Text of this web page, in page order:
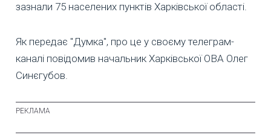
зазнали 75 населених пунктів Харківської області.
Як передає "Думка", про це у своєму телеграм-
каналі повідомив начальник Харківської ОВА Олег
Синєгубов.